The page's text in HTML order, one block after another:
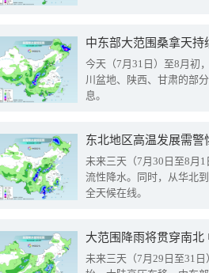
中东部大范围桑拿天
今天（7月31日）至8月初
川盆地、陕西、甘肃的部
息。
东北地区高温发展需
未来三天（7月30日至8月
流性降水。同时，从华北
全天候在线。
大范围降雨将贯穿南
未来三天（7月29日至31